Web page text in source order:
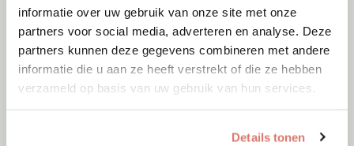
informatie over uw gebruik van onze site met onze
partners voor social media, adverteren en analyse. Deze
partners kunnen deze gegevens combineren met andere
informatie die u aan ze heeft verstrekt of die ze hebben
verzameld op basis van uw gebruik van hun services.
Details tonen